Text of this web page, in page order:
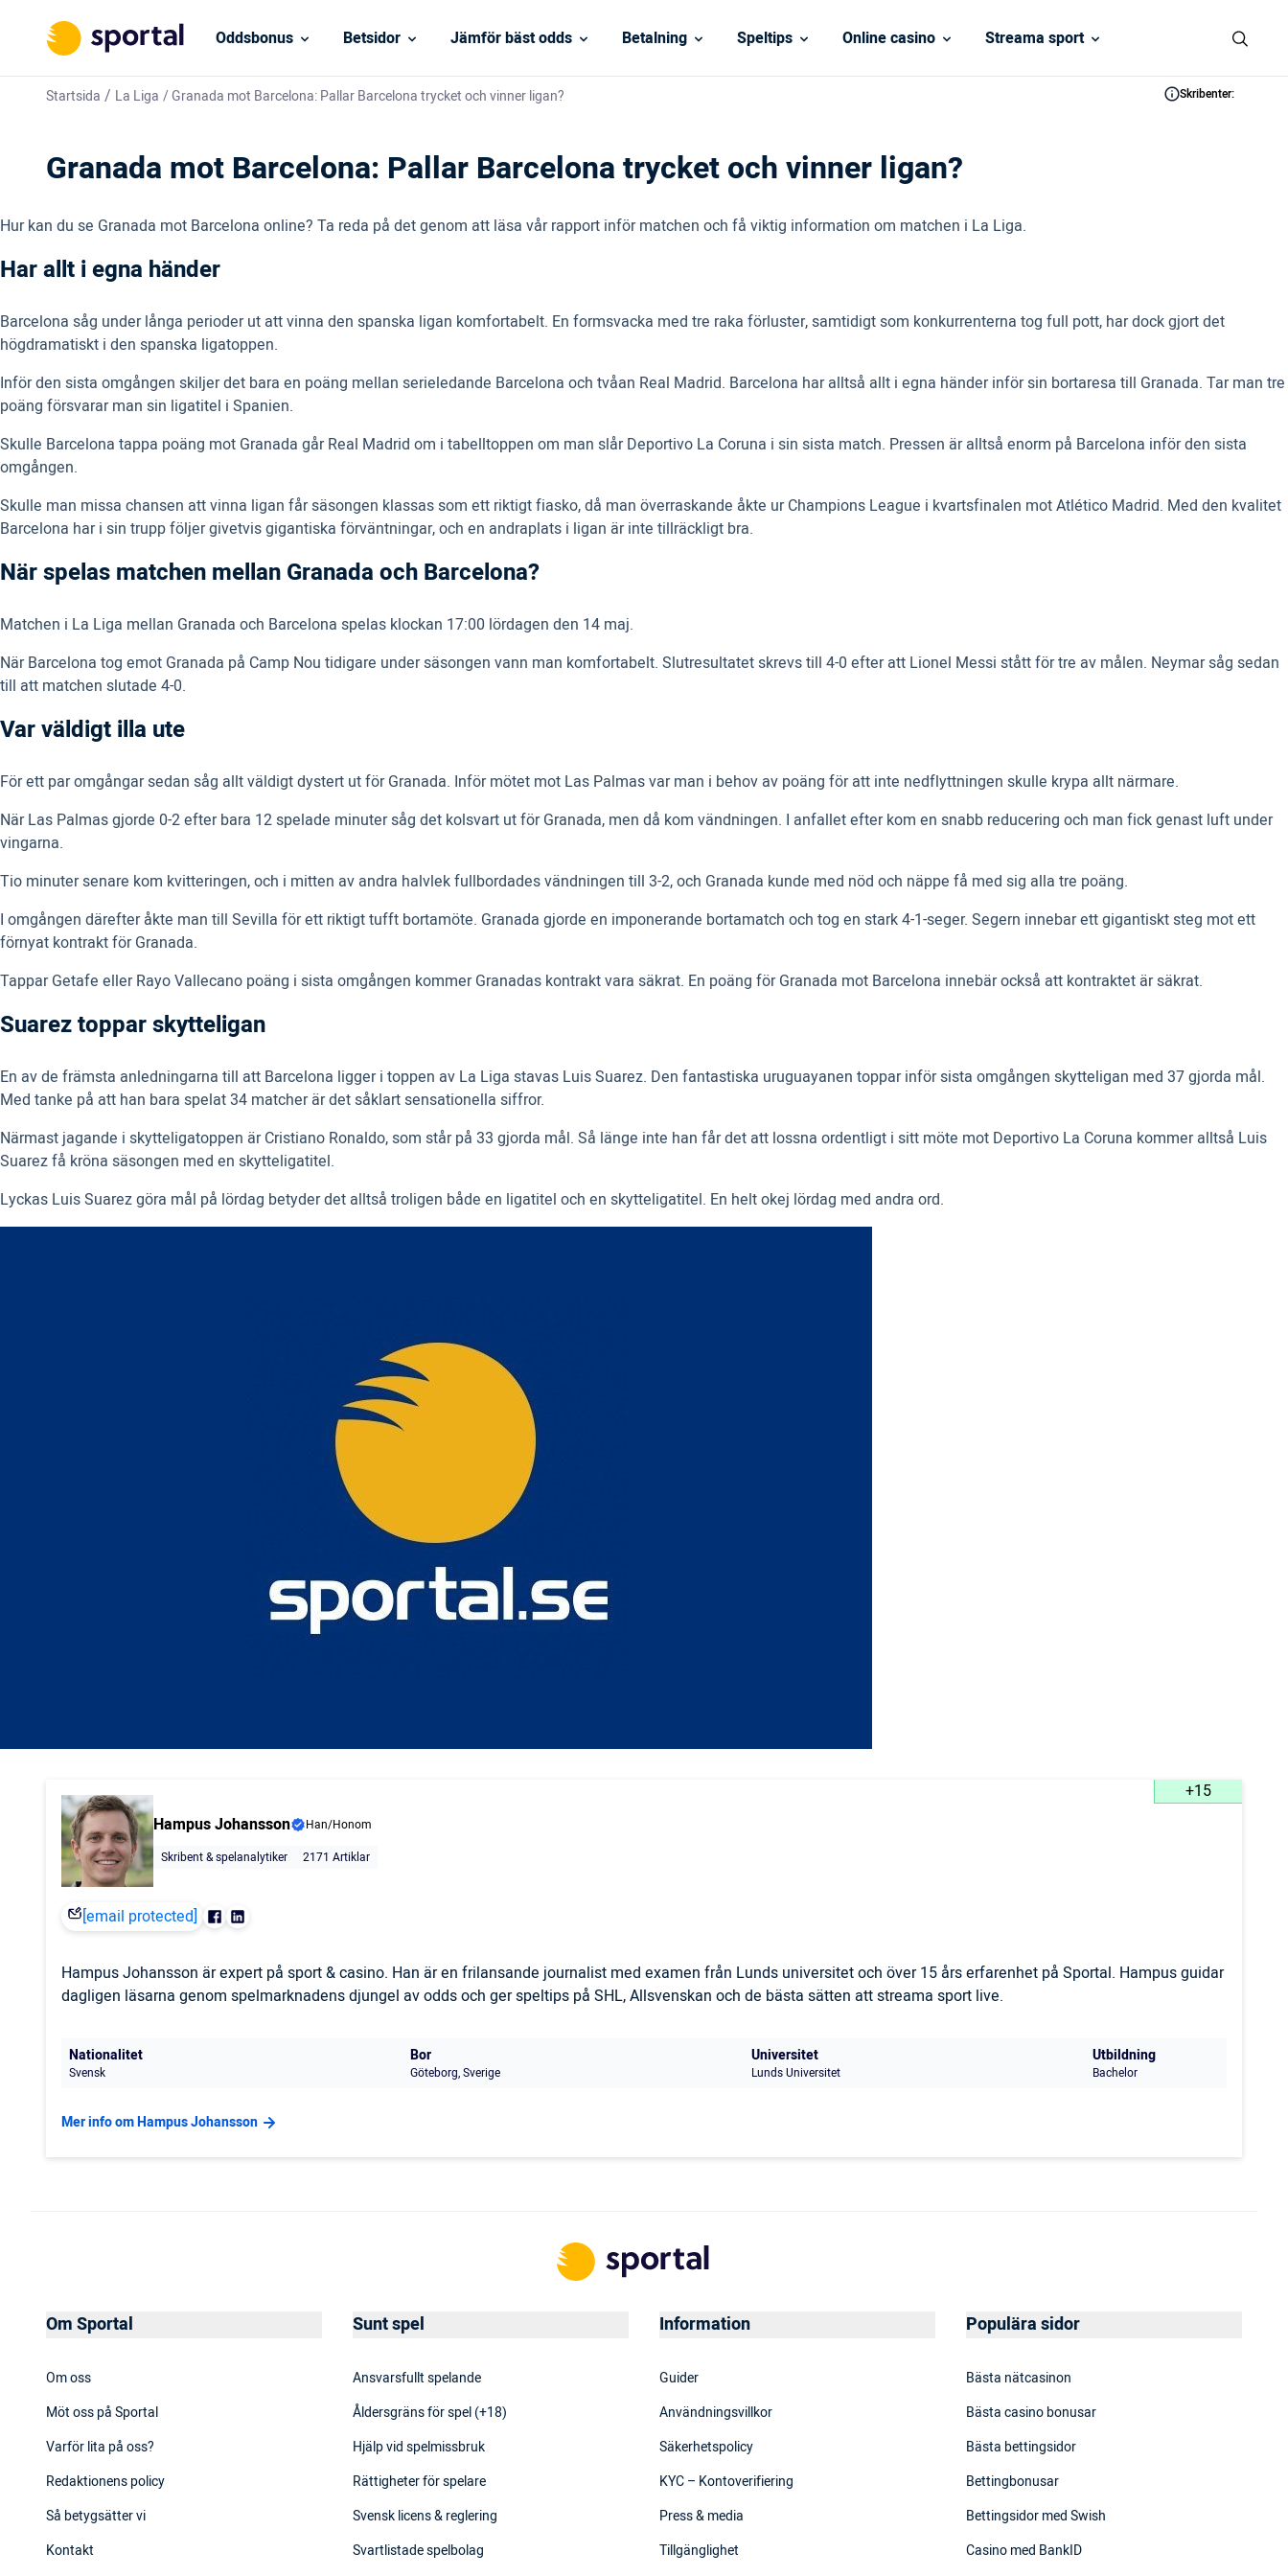
Oddsbonus Betsidor Jämför bäst odds Betalning Speltips Online casino Streama sport
Startsida / La Liga /Granada mot Barcelona: Pallar Barcelona trycket och vinner ligan? Skribenter:
Granada mot Barcelona: Pallar Barcelona trycket och vinner ligan?
Hur kan du se Granada mot Barcelona online? Ta reda på det genom att läsa vår rapport inför matchen och få viktig information om matchen i La Liga.
Har allt i egna händer
Barcelona såg under långa perioder ut att vinna den spanska ligan komfortabelt. En formsvacka med tre raka förluster, samtidigt som konkurrenterna tog full pott, har dock gjort det
högdramatiskt i den spanska ligatoppen.
Inför den sista omgången skiljer det bara en poäng mellan serieledande Barcelona och tvåan Real Madrid. Barcelona har alltså allt i egna händer inför sin bortaresa till Granada. Tar man tre
poäng försvarar man sin ligatitel i Spanien.
Skulle Barcelona tappa poäng mot Granada går Real Madrid om i tabelltoppen om man slår Deportivo La Coruna i sin sista match. Pressen är alltså enorm på Barcelona inför den sista
omgången.
Skulle man missa chansen att vinna ligan får säsongen klassas som ett riktigt fiasko, då man överraskande åkte ur Champions League i kvartsfinalen mot Atlético Madrid. Med den kvalitet
Barcelona har i sin trupp följer givetvis gigantiska förväntningar, och en andraplats i ligan är inte tillräckligt bra.
När spelas matchen mellan Granada och Barcelona?
Matchen i La Liga mellan Granada och Barcelona spelas klockan 17:00 lördagen den 14 maj.
När Barcelona tog emot Granada på Camp Nou tidigare under säsongen vann man komfortabelt. Slutresultatet skrevs till 4-0 efter att Lionel Messi stått för tre av målen. Neymar såg sedan
till att matchen slutade 4-0.
Var väldigt illa ute
För ett par omgångar sedan såg allt väldigt dystert ut för Granada. Inför mötet mot Las Palmas var man i behov av poäng för att inte nedflyttningen skulle krypa allt närmare.
När Las Palmas gjorde 0-2 efter bara 12 spelade minuter såg det kolsvart ut för Granada, men då kom vändningen. I anfallet efter kom en snabb reducering och man fick genast luft under
vingarna.
Tio minuter senare kom kvitteringen, och i mitten av andra halvlek fullbordades vändningen till 3-2, och Granada kunde med nöd och näppe få med sig alla tre poäng.
I omgången därefter åkte man till Sevilla för ett riktigt tufft bortamöte. Granada gjorde en imponerande bortamatch och tog en stark 4-1-seger. Segern innebar ett gigantiskt steg mot ett
förnyat kontrakt för Granada.
Tappar Getafe eller Rayo Vallecano poäng i sista omgången kommer Granadas kontrakt vara säkrat. En poäng för Granada mot Barcelona innebär också att kontraktet är säkrat.
Suarez toppar skytteligan
En av de främsta anledningarna till att Barcelona ligger i toppen av La Liga stavas Luis Suarez. Den fantastiska uruguayanen toppar inför sista omgången skytteligan med 37 gjorda mål.
Med tanke på att han bara spelat 34 matcher är det såklart sensationella siffror.
Närmast jagande i skytteligatoppen är Cristiano Ronaldo, som står på 33 gjorda mål. Så länge inte han får det att lossna ordentligt i sitt möte mot Deportivo La Coruna kommer alltså Luis
Suarez få kröna säsongen med en skytteligatitel.
Lyckas Luis Suarez göra mål på lördag betyder det alltså troligen både en ligatitel och en skytteligatitel. En helt okej lördag med andra ord.
Hampus Johansson
Han/Honom
Skribent & spelanalytiker
2171 Artiklar
[email protected]
Hampus Johansson är expert på sport & casino. Han är en frilansande journalist med examen från Lunds universitet och över 15 års erfarenhet på Sportal. Hampus guidar
dagligen läsarna genom spelmarknadens djungel av odds och ger speltips på SHL, Allsvenskan och de bästa sätten att streama sport live.
Nationalitet
Svensk
Bor
Göteborg, Sverige
Universitet
Lunds Universitet
Utbildning
Bachelor
Mer info om Hampus Johansson
+15
Om Sportal
Om oss
Möt oss på Sportal
Varför lita på oss?
Redaktionens policy
Så betygsätter vi
Kontakt
Sunt spel
Ansvarsfullt spelande
Åldersgräns för spel (+18)
Hjälp vid spelmissbruk
Rättigheter för spelare
Svensk licens & reglering
Svartlistade spelbolag
Information
Guider
Användningsvillkor
Säkerhetspolicy
KYC – Kontoverifiering
Press & media
Tillgänglighet
Populära sidor
Bästa nätcasinon
Bästa casino bonusar
Bästa bettingsidor
Bettingbonusar
Bettingsidor med Swish
Casino med BankID